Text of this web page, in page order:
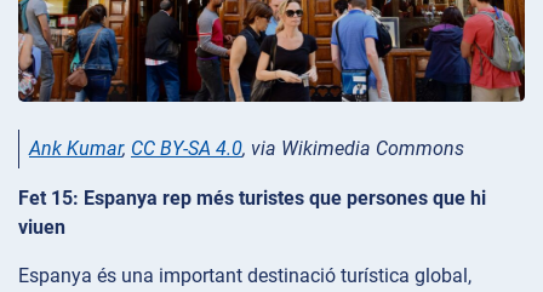
Ank Kumar, CC BY-SA 4.0, via Wikimedia Commons
Fet 15: Espanya rep més turistes que persones que hi
viuen
Espanya és una important destinació turística global,